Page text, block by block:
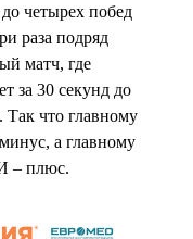
четырех побед
раза подряд
матч, где
за 30 секунд до
Так что главному
а главному
– плюс.